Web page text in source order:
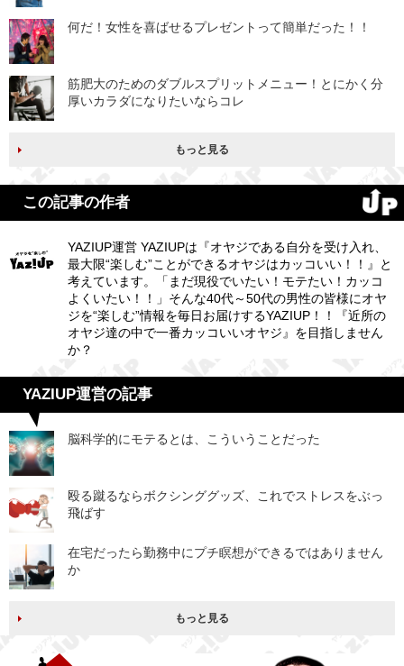
何だ！女性を喜ばせるプレゼントって簡単だった！！
筋肥大のためのダブルスプリットメニュー！とにかく分
厚いカラダになりたいならコレ
もっと見る
この記事の作者
YAZIUP運営 YAZIUPは『オヤジである自分を受け入れ、
最大限“楽しむ”ことができるオヤジはカッコいい！！』と
考えています。「まだ現役でいたい！モテたい！カッコ
よくいたい！！」そんな40代～50代の男性の皆様にオヤ
ジを“楽しむ”情報を毎日お届けするYAZIUP！！『近所の
オヤジ達の中で一番カッコいいオヤジ』を目指しません
か？
YAZIUP運営の記事
脳科学的にモテるとは、こういうことだった
殴る蹴るならボクシンググッズ、これでストレスをぶっ
飛ばす
在宅だったら勤務中にプチ瞑想ができるではありません
か
もっと見る